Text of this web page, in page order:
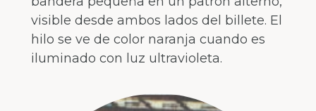
visible desde ambos lados del billete. El
hilo se ve de color naranja cuando es
iluminado con luz ultravioleta.